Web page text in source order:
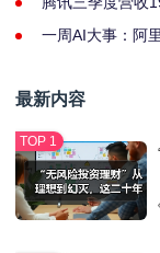
一周AI大事：阿
最新内容